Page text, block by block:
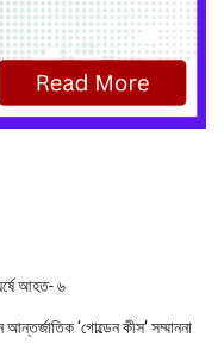
আহত- ৬
‘গোল্ডেন কীস’ সম্মাননা